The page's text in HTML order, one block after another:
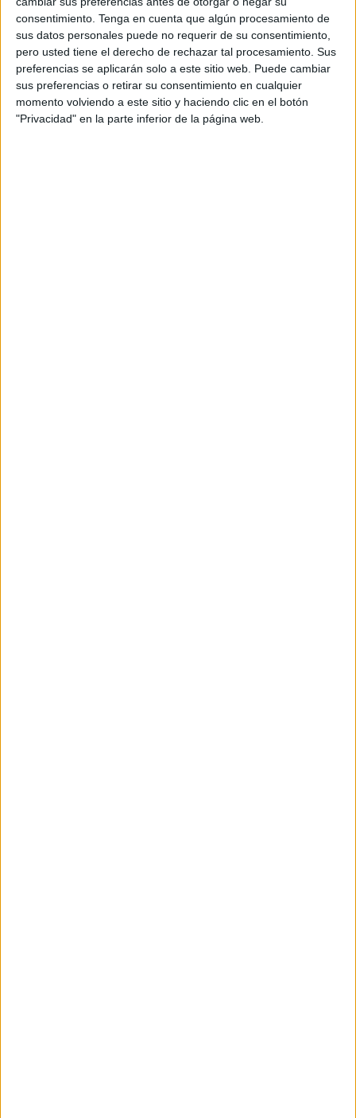
consentimiento. Tenga en cuenta que algún procesamiento de
sus datos personales puede no requerir de su consentimiento,
pero usted tiene el derecho de rechazar tal procesamiento. Sus
preferencias se aplicarán solo a este sitio web. Puede cambiar
sus preferencias o retirar su consentimiento en cualquier
momento volviendo a este sitio y haciendo clic en el botón
"Privacidad" en la parte inferior de la página web.